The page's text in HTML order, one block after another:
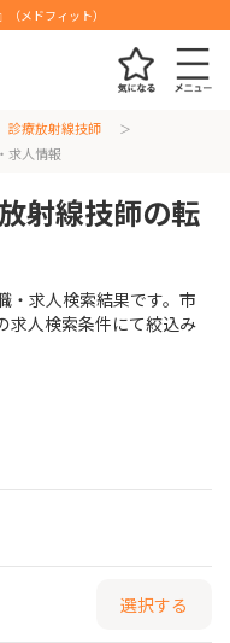
メドフィット）
診療放射線技師
求人情報
射線技師の転
・求人検索結果です。市
求人検索条件にて絞込み
選択する